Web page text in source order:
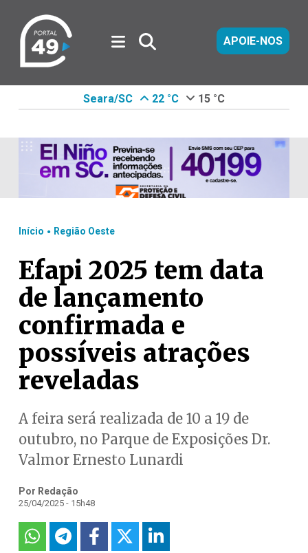
APOIE-NOS
Seara/SC 22 °C 15 °C
Início . Região Oeste
Efapi 2025 tem data
de lançamento
confirmada e
possíveis atrações
reveladas
A feira será realizada de 10 a 19 de
outubro, no Parque de Exposições Dr.
Valmor Ernesto Lunardi
Por Redação
25/04/2025 - 15h48